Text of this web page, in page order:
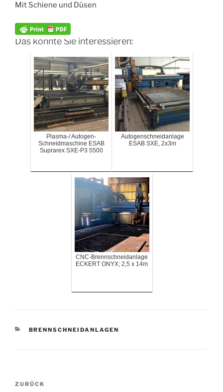
Mit Schiene und Düsen
Das könnte Sie interessieren:
Plasma-/ Autogen-
Schneidmaschine ESAB
Suprarex SXE-P3 5500
Autogenschneidanlage
ESAB SXE, 2x3m
CNC-Brennschneidanlage
ECKERT ONYX; 2,5 x 14m
KATEGORIEN
BRENNSCHNEIDANLAGEN
Beitrags-
Vorheriger
ZURÜCK